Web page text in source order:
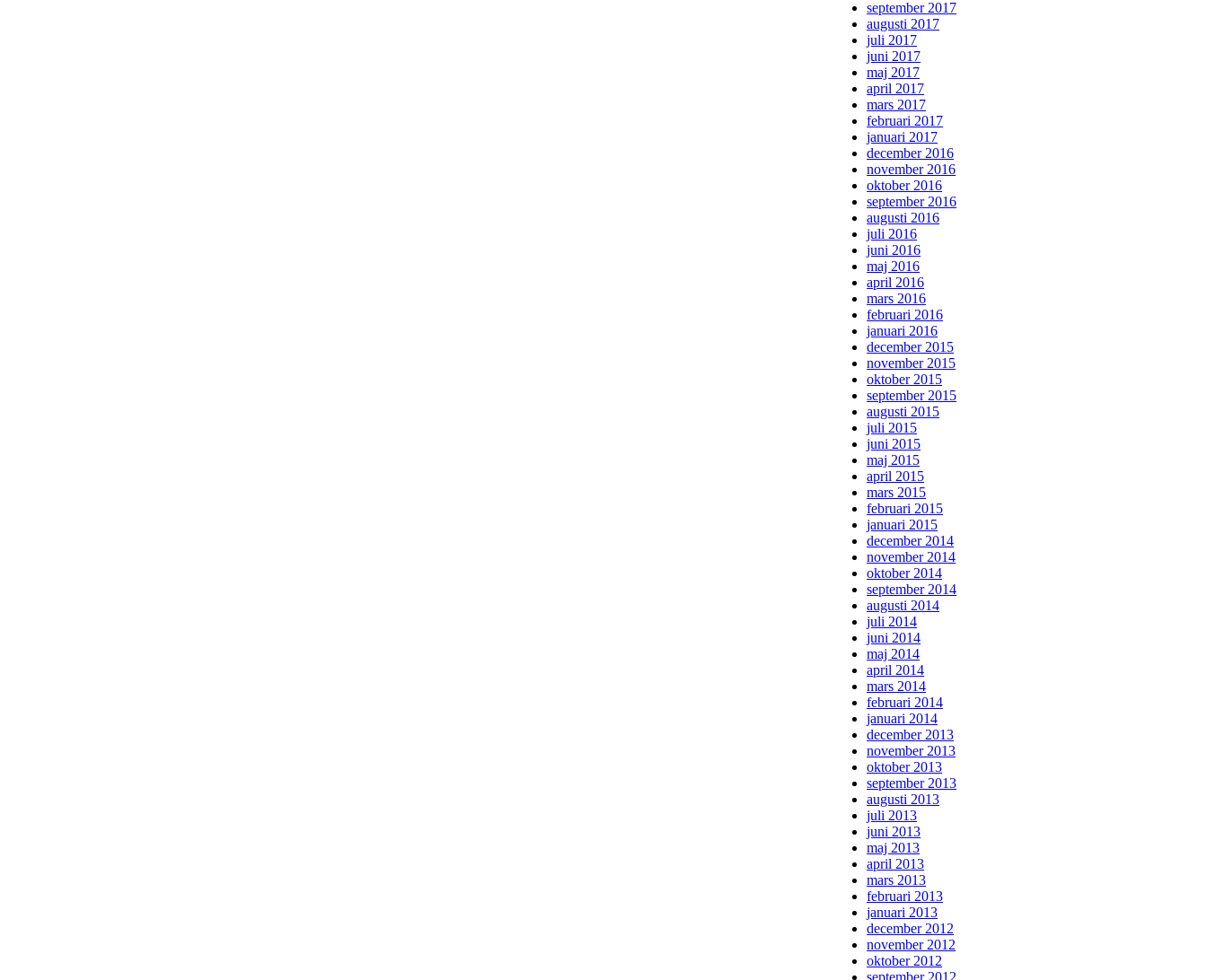
september 2017
augusti 2017
juli 2017
juni 2017
maj 2017
april 2017
mars 2017
februari 2017
januari 2017
december 2016
november 2016
oktober 2016
september 2016
augusti 2016
juli 2016
juni 2016
maj 2016
april 2016
mars 2016
februari 2016
januari 2016
december 2015
november 2015
oktober 2015
september 2015
augusti 2015
juli 2015
juni 2015
maj 2015
april 2015
mars 2015
februari 2015
januari 2015
december 2014
november 2014
oktober 2014
september 2014
augusti 2014
juli 2014
juni 2014
maj 2014
april 2014
mars 2014
februari 2014
januari 2014
december 2013
november 2013
oktober 2013
september 2013
augusti 2013
juli 2013
juni 2013
maj 2013
april 2013
mars 2013
februari 2013
januari 2013
december 2012
november 2012
oktober 2012
september 2012